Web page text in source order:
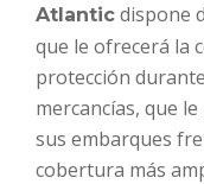
Atlantic dispone
que le ofrecerá la
protección
mercancías, que
sus embarques
cobertura más